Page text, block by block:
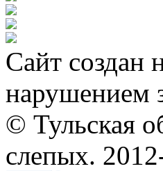
Сайт создан
нарушением
© Тульская
слепых.